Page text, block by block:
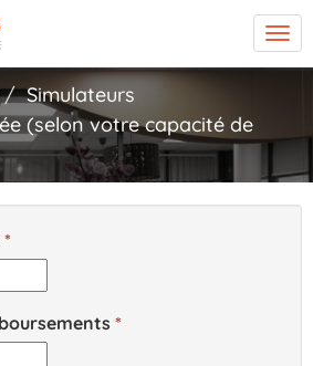
Simulateurs
(selon votre capacité de